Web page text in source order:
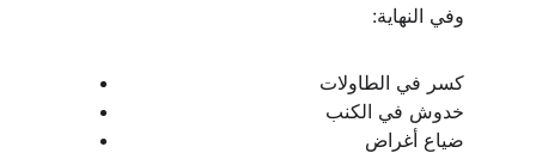
وفي النهاية:
كسر في الطاولات
خدوش في الكنب
ضياع أغراض